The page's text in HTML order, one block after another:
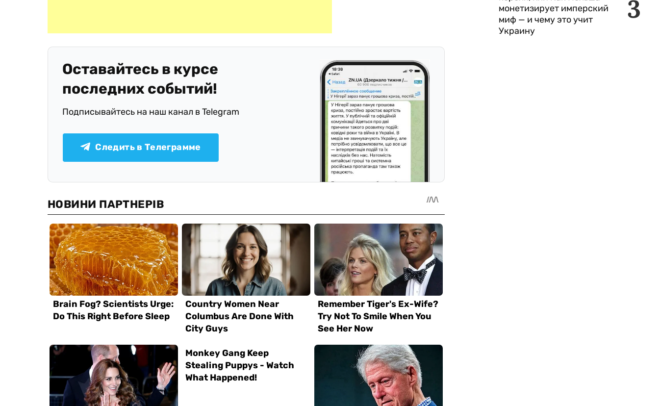
Оставайтесь в курсе
последних событий!
Подписывайтесь на наш канал в Telegram
Следить в Телеграмме
3
монетизирует имперский
миф — и чему это учит
Украину